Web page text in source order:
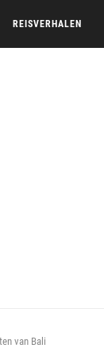
REISVERHALEN
van Bali